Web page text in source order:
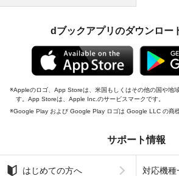
dブックアプリのダウンロー
Appleのロゴ、App Storeは、米国もしくはその他の国や地
す。App Storeは、Apple Inc.のサービスマークです。
Google Play および Google Play ロゴは Google LLC の商標
サポート情報
はじめての方へ 対応機種